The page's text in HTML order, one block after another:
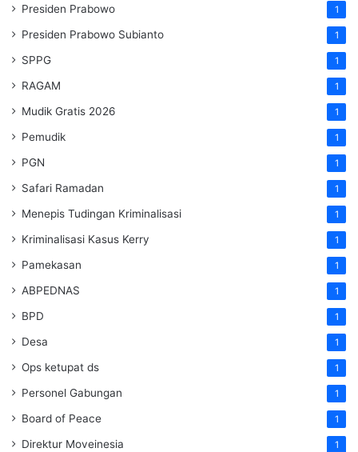
Presiden Prabowo 1
Presiden Prabowo Subianto 1
SPPG 1
RAGAM 1
Mudik Gratis 2026 1
Pemudik 1
PGN 1
Safari Ramadan 1
Menepis Tudingan Kriminalisasi 1
Kriminalisasi Kasus Kerry 1
Pamekasan 1
ABPEDNAS 1
BPD 1
Desa 1
Ops ketupat ds 1
Personel Gabungan 1
Board of Peace 1
Direktur Moveinesia 1